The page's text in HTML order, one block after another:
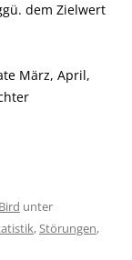
dem Zielwert
März, April,
unter
,Störungen,